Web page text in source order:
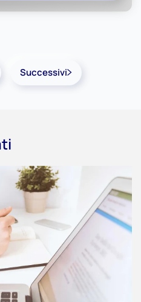
Successivi